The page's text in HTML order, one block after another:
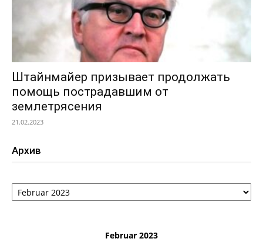
Штайнмайер призывает продолжать
помощь пострадавшим от
землетрясения
21.02.2023
Архив
Архив
Februar 2023